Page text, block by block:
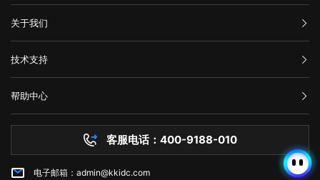
需要联系网站管理员寻求帮助。他们可以告诉您更多关于错误代码502的
信息，并提供解决方法。 在互联网时代，我们经常会遇到502错误代
码。这意味着请求未能正确连接到上游服务器，通常是由代理服务器、网
关或网络连接问题引起的。为了解决这个问题，我们可以尝试刷新网页、
检查网络连接、清除浏览器缓存、暂时使用其他网络连接或联系网站管理
员。希望本文能帮助您了解并解决错误代码502问题。
复。 以上就是关于页面升级访问的原因以及解决方法全部内容，其实
很多网站都是需要升级优化的，为了的就是可以满足各种用户的需求，也
务器无法接纳新用户访问的时候，更需要及时进行页面访问升级，希望本
即CSS（级联样式表）的使用。CSS用于控制网页的布局、颜色、字体等
视觉效果，使网页看起来更加美观和吸引人。 行为：指的是网页与用
户交互的方式，即JavaScript的使用。JavaScript是一种脚本语言，它允
许网页对用户的操作做出响应，如点击按钮、滚动页面等，从而提供更加
丰富的交互体验。 这三个方面相互依赖，共同决定了Web的外观、功
能和用户体验。 web端指的是什么意思？看完文章就能清楚知道了，
允许发送一定数量的请求。如果客户端发送的请求超过了这个限制，服务
器就会返回HTTP 429错误。 3. 网络不稳定：如果网络不稳定，客户
取以下一些方法来修复： 1. 增加请求间隔时间：当客户端发送的请求
过于频繁时，可以增加请求间隔时间，减少请求的数量。 2. 减少请
量，以满足服务器的限制要求。 3. 检查API调用的频率：如果HTTP
429错误发生在API调用中，我们可以检查API调用的频率，是否超出了
API提供商的限制。 4. 检查网络连接：如果HTTP 429错误是由网络
不稳定引起的，我们可以检查网络连接是否正常，是否存在延迟或丢包现
象。 5. 使用CDN服务：CDN即内容分发网络，可以缓存静态资源，
减少请求次数，提高请求速度和稳定性。 6. 联系服务器管理员：如
计算服务。免费计划提供750个小时的EC2实例。 2. Amazon S3：
在AWS上创建和管理存储桶，对于不超过5GB的数据存储和处理是免费
的。 3. AWS Lambda：以事件驱动的方式在云中运行代码，免费计
计划提供每月25个WCU和25个RCU。 5. Amazon Glacier：用于非
免费的。 6. Amazon CloudFront：AWS的全球内容分发网络
(CDN)，免费计划为每个月50GB的数据传输提供免费流量。 7.
Amazon Machine Learning：一种基于云的机器学习服务，在免费计划
中提供每月10,000个批处理预测。 8. Amazon RDS：AWS的关系型
数据库服务，免费计划实例持续使用750小时，每月获得20GB的备份存
汇款信息
购买流程
服务条款
关于我们
公司介绍
举报中心
隐私声明
技术支持
网站备案
技术文档
帮助中心
服务器问题
市场资讯
客服电话：400-9188-010
电子邮箱：admin@kkidc.com